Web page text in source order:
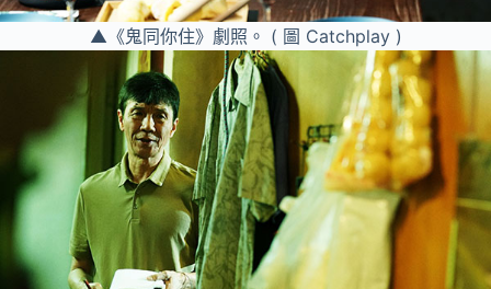
▲《鬼同你住》劇照。 ( 圖 Catchplay )